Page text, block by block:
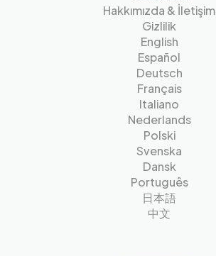
Hakkımızda & İletişim
Gizlilik
English
Español
Deutsch
Français
Italiano
Nederlands
Polski
Svenska
Dansk
Português
日本語
中文